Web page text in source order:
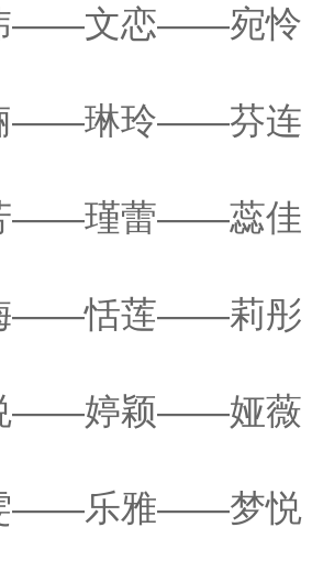
——文恋——宛怜
——琳玲——芬连
——瑾蕾——蕊佳
——恬莲——莉彤
——婷颖——娅薇
——乐雅——梦悦